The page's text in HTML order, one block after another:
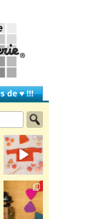
de ♥ !!!